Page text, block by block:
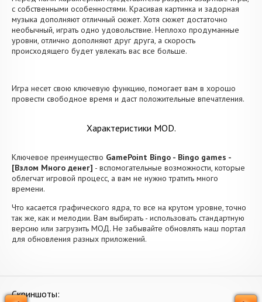
с собственными особенностями. Красивая картинка и задорная
музыка дополняют отличный сюжет. Хотя сюжет достаточно
необычный, играть одно удовольствие. Неплохо продуманные
уровни, отлично дополняют друг друга, а скорость
происходящего будет увлекать вас все больше.
Игра несет свою ключевую функцию, помогает вам в хорошо
провести свободное время и даст положительные впечатления.
Характеристики MOD.
Ключевое преимущество GamePoint Bingo - Bingo games -
[Взлом Много денег] - вспомогательные возможности, которые
облегчат игровой процесс, а вам не нужно тратить много
времени.
Что касается графического ядра, то все на крутом уровне, точно
так же, как и мелодии. Вам выбирать - использовать стандартную
версию или загрузить МОД. Не забывайте обновлять наш портал
для обновления разных приложений.
Скриншоты: